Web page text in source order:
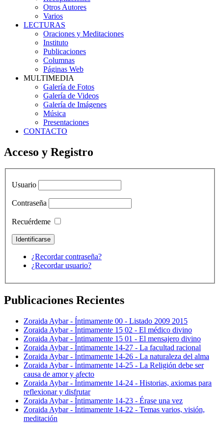
Otros Autores
Varios
LECTURAS
Oraciones y Meditaciones
Instituto
Publicaciones
Columnas
Páginas Web
MULTIMEDIA
Galería de Fotos
Galería de Videos
Galería de Imágenes
Música
Presentaciones
CONTACTO
Acceso y Registro
Usuario
Contraseña
Recuérdeme
¿Recordar contraseña?
¿Recordar usuario?
Publicaciones Recientes
Zoraida Aybar - Íntimamente 00 - Listado 2009 2015
Zoraida Aybar - Íntimamente 15 02 - El médico divino
Zoraida Aybar - Íntimamente 15 01 - El mensajero divino
Zoraida Aybar - Íntimamente 14-27 - La facultad racional
Zoraida Aybar - Íntimamente 14-26 - La naturaleza del alma
Zoraida Aybar - Íntimamente 14-25 - La Religión debe ser
causa de amor y afecto
Zoraida Aybar - Íntimamente 14-24 - Historias, axiomas para
reflexionar y disfrutar
Zoraida Aybar - Íntimamente 14-23 - Érase una vez
Zoraida Aybar - Íntimamente 14-22 - Temas varios, visión,
meditación